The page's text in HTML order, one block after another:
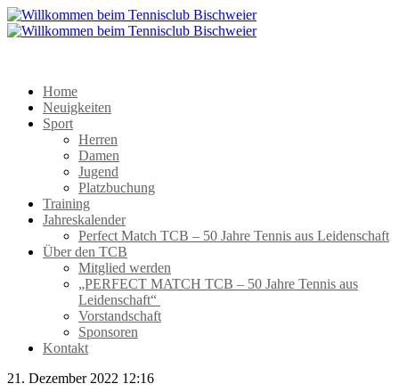
Home
Neuigkeiten
Sport
Herren
Damen
Jugend
Platzbuchung
Training
Jahreskalender
Perfect Match TCB – 50 Jahre Tennis aus Leidenschaft
Über den TCB
Mitglied werden
„PERFECT MATCH TCB – 50 Jahre Tennis aus
Leidenschaft“
Vorstandschaft
Sponsoren
Kontakt
21. Dezember 2022 12:16